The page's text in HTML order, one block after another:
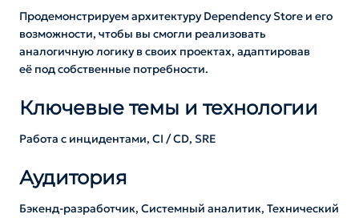
Продемонстрируем архитектуру Dependency Store и его
возможности, чтобы вы смогли реализовать
аналогичную логику в своих проектах, адаптировав
её под собственные потребности.
Ключевые темы и технологии
Работа с инцидентами, CI / CD, SRE
Аудитория
Бэкенд-разработчик, Системный аналитик, Технический